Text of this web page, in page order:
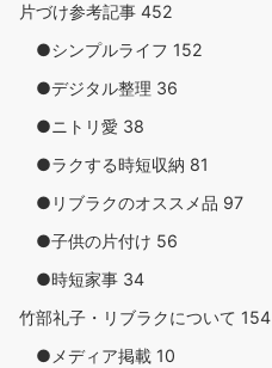
片づけ参考記事 452
●シンプルライフ 152
●デジタル整理 36
●ニトリ愛 38
●ラクする時短収納 81
●リブラクのオススメ品 97
●子供の片付け 56
●時短家事 34
竹部礼子・リブラクについて 154
●メディア掲載 10